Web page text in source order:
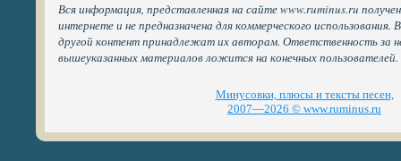
Вся информация, представленная на сайте www.ruminus.ru
интернете и не предназначена для коммерческого
другой контент принадлежат их авторам. Ответственность за
вышеуказанных материалов ложится на конечных пользователей.
Минусовки, плюсы и тексты песен,
2007—2026 © www.ruminus.ru